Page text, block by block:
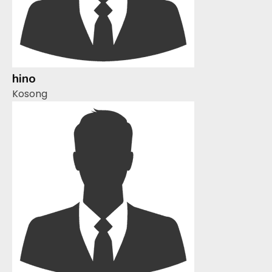
hino
Kosong